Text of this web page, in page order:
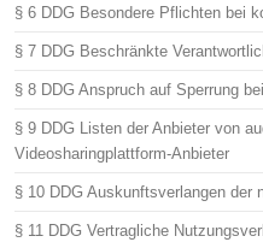
§ 6 DDG Besondere Pflichten bei
§ 7 DDG Beschränkte
§ 8 DDG Anspruch auf Sperrung
§ 9 DDG Listen der Anbieter von
Videosharingplattform-Anbieter
§ 10 DDG Auskunftsverlangen der
§ 11 DDG Vertragliche